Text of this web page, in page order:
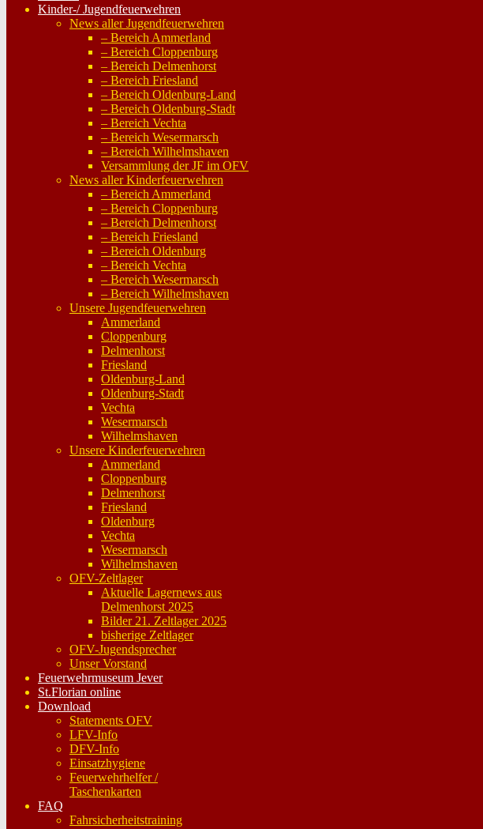
Kinder-/ Jugendfeuerwehren
News aller Jugendfeuerwehren
– Bereich Ammerland
– Bereich Cloppenburg
– Bereich Delmenhorst
– Bereich Friesland
– Bereich Oldenburg-Land
– Bereich Oldenburg-Stadt
– Bereich Vechta
– Bereich Wesermarsch
– Bereich Wilhelmshaven
Versammlung der JF im OFV
News aller Kinderfeuerwehren
– Bereich Ammerland
– Bereich Cloppenburg
– Bereich Delmenhorst
– Bereich Friesland
– Bereich Oldenburg
– Bereich Vechta
– Bereich Wesermarsch
– Bereich Wilhelmshaven
Unsere Jugendfeuerwehren
Ammerland
Cloppenburg
Delmenhorst
Friesland
Oldenburg-Land
Oldenburg-Stadt
Vechta
Wesermarsch
Wilhelmshaven
Unsere Kinderfeuerwehren
Ammerland
Cloppenburg
Delmenhorst
Friesland
Oldenburg
Vechta
Wesermarsch
Wilhelmshaven
OFV-Zeltlager
Aktuelle Lagernews aus
Delmenhorst 2025
Bilder 21. Zeltlager 2025
bisherige Zeltlager
OFV-Jugendsprecher
Unser Vorstand
Feuerwehrmuseum Jever
St.Florian online
Download
Statements OFV
LFV-Info
DFV-Info
Einsatzhygiene
Feuerwehrhelfer /
Taschenkarten
FAQ
Fahrsicherheitstraining